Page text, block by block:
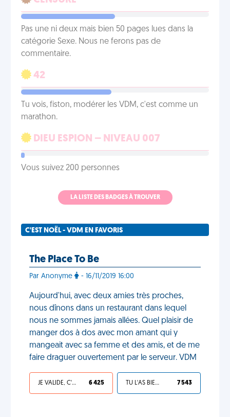
Pas une ni deux mais bien 50 pages lues dans la
catégorie Sexe. Nous ne ferons pas de
commentaire.
42
Tu vois, fiston, modérer les VDM, c'est comme un
marathon.
DIEU ESPION – NIVEAU 007
Vous suivez 200 personnes
LA LISTE DES BADGES À TROUVER
C'EST NOËL - VDM EN FAVORIS
The Place To Be
Par Anonyme - 16/11/2019 16:00
Aujourd'hui, avec deux amies très proches,
nous dînons dans un restaurant dans lequel
nous ne sommes jamais allées. Quel plaisir de
manger dos à dos avec mon amant qui y
mangeait avec sa femme et des amis, et de me
faire draguer ouvertement par le serveur. VDM
JE VALIDE, C'EST UNE VDM 6 425 TU L'AS BIEN MÉRITÉ 7 543